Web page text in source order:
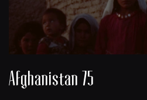
Afghanistan 75